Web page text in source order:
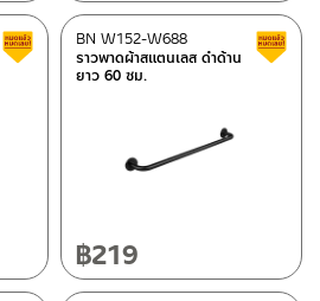
สินค้าลดราคา เคลียร์สต็อก
ราวพาดผ้าสแตนเลส ดำด้าน
ยาว 60 ซม.
BN W152-W688
฿219